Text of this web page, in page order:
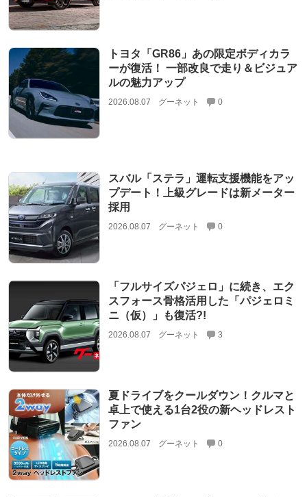
トヨタ「GR86」あの限定ボディカラ
ーが復活！ 一部改良で走り＆ビジュア
ルの魅力アップ
2026.08.07 グーネット 0
スバル「ステラ」運転支援機能をアッ
プデート！上級グレードは新メーター
採用
2026.08.07 グーネット 0
「フルサイズパジェロ」に続き、エク
スフォース骨格活用した「パジェロミ
ニ（仮）」も復活?!
2026.08.07 グーネット 3
夏ドライブをクールダウン！クルマと
卓上で使える1台2役の新ヘッドレスト
ファン
2026.08.07 グーネット 0